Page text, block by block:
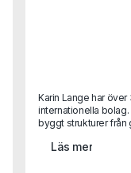
Karin Lange har
internationella
byggt strukturer från
reflektioner kring ett
Läs mer